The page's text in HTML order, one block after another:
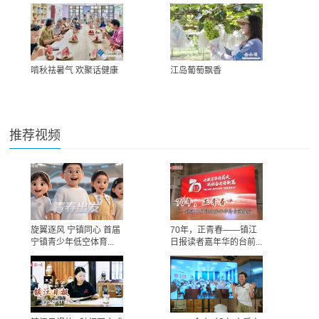
啃秋祛暑气 欢聚话健康 江岛葡萄飘香
推荐视频
旋翼逐风 宁镇同心 首届
宁镇青少年低空体育...
70年，正青春——镇江
日报读者嘉年华的台前...